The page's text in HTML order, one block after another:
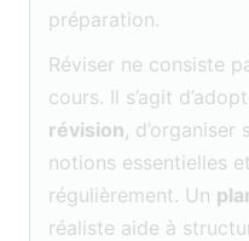
préparation.
Réviser ne consiste
cours. Il s’agit
révision,
notions essentielles
régulièrement. Un
réaliste aide à